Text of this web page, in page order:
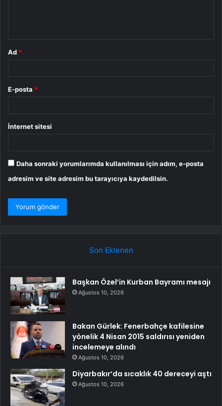
Ad *
E-posta *
İnternet sitesi
Daha sonraki yorumlarımda kullanılması için adım, e-posta
adresim ve site adresim bu tarayıcıya kaydedilsin.
Son Eklenen
Başkan Özel’in Kurban Bayramı mesajı
Ağustos 10, 2026
Bakan Gürlek: Fenerbahçe kafilesine
yönelik 4 Nisan 2015 saldırısı yeniden
incelemeye alındı
Ağustos 10, 2026
Diyarbakır’da sıcaklık 40 dereceyi aştı
Ağustos 10, 2026